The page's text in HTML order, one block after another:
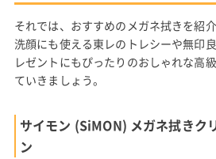
それでは、おすすめのメガネ拭きを紹介
洗顔にも使える東レのトレシーや無印
レゼントにもぴったりのおしゃれな高
ていきましょう。
サイモン (SiMON) メガネ拭きク
ン